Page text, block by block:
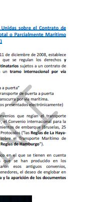
Internacional
y Desarrollo
(FMI)
del comercio.
(OMC)